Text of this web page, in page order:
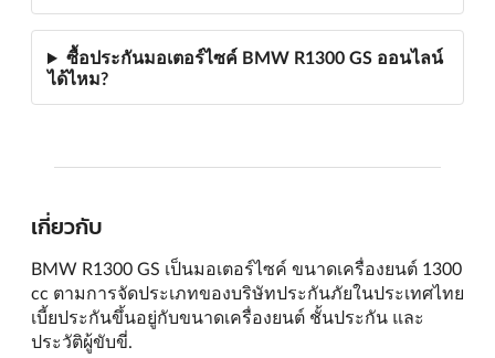
ซื้อประกันมอเตอร์ไซค์ BMW R1300 GS ออนไลน์
ได้ไหม?
เกี่ยวกับ
BMW R1300 GS เป็นมอเตอร์ไซค์ ขนาดเครื่องยนต์ 1300
cc ตามการจัดประเภทของบริษัทประกันภัยในประเทศไทย
เบี้ยประกันขึ้นอยู่กับขนาดเครื่องยนต์ ชั้นประกัน และ
ประวัติผู้ขับขี่.